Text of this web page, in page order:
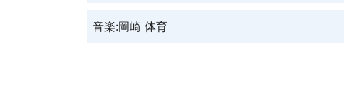
音楽:岡崎 体育